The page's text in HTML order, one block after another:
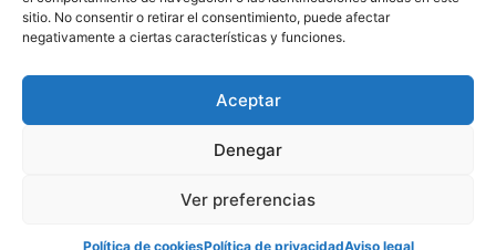
sitio. No consentir o retirar el consentimiento, puede afectar
negativamente a ciertas características y funciones.
Aceptar
Denegar
Ver preferencias
Política de cookiesPolítica de privacidadAviso legal
Información Legal
჻Política de privacidad
Política de cookies
© pensamientocritico.org 2026